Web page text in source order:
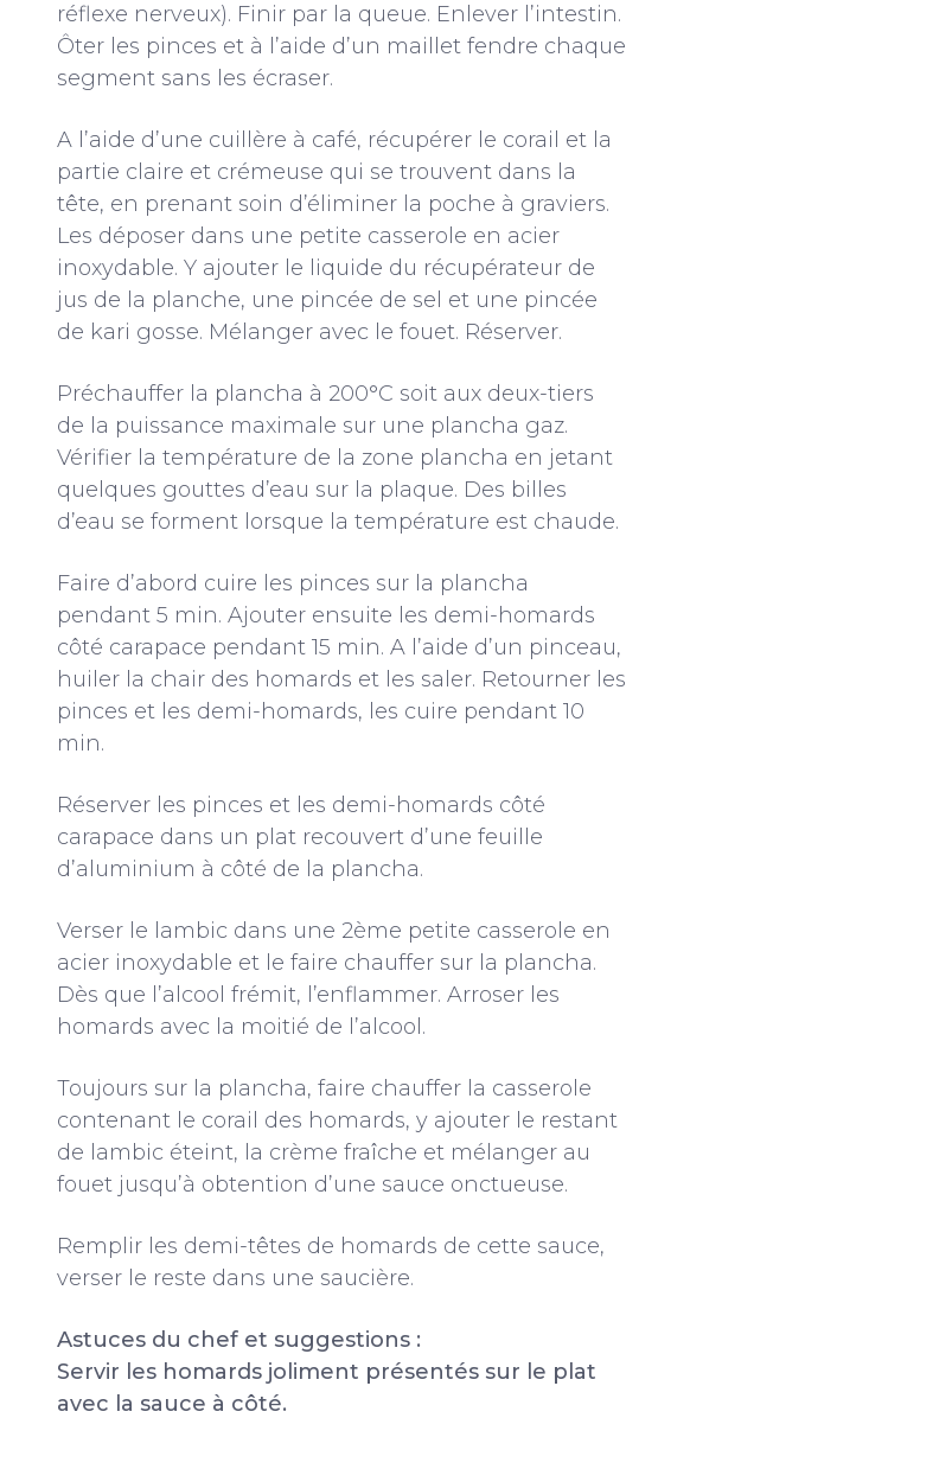
réflexe nerveux). Finir par la queue. Enlever l’intestin.
Ôter les pinces et à l’aide d’un maillet fendre chaque
segment sans les écraser.
A l’aide d’une cuillère à café, récupérer le corail et la
partie claire et crémeuse qui se trouvent dans la
tête, en prenant soin d’éliminer la poche à graviers.
Les déposer dans une petite casserole en acier
inoxydable. Y ajouter le liquide du récupérateur de
jus de la planche, une pincée de sel et une pincée
de kari gosse. Mélanger avec le fouet. Réserver.
Préchauffer la plancha à 200°C soit aux deux-tiers
de la puissance maximale sur une plancha gaz.
Vérifier la température de la zone plancha en jetant
quelques gouttes d’eau sur la plaque. Des billes
d’eau se forment lorsque la température est chaude.
Faire d’abord cuire les pinces sur la plancha
pendant 5 min. Ajouter ensuite les demi-homards
côté carapace pendant 15 min. A l’aide d’un pinceau,
huiler la chair des homards et les saler. Retourner les
pinces et les demi-homards, les cuire pendant 10
min.
Réserver les pinces et les demi-homards côté
carapace dans un plat recouvert d’une feuille
d’aluminium à côté de la plancha.
Verser le lambic dans une 2ème petite casserole en
acier inoxydable et le faire chauffer sur la plancha.
Dès que l’alcool frémit, l’enflammer. Arroser les
homards avec la moitié de l’alcool.
Toujours sur la plancha, faire chauffer la casserole
contenant le corail des homards, y ajouter le restant
de lambic éteint, la crème fraîche et mélanger au
fouet jusqu’à obtention d’une sauce onctueuse.
Remplir les demi-têtes de homards de cette sauce,
verser le reste dans une saucière.
Astuces du chef et suggestions :
Servir les homards joliment présentés sur le plat
avec la sauce à côté.